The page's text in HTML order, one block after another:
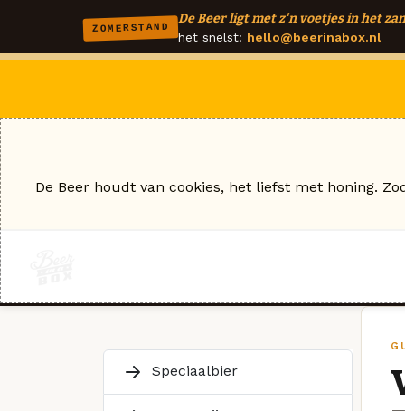
ZOMERSTAND
De Beer ligt met z'n voetjes in het
het snelst: hello@beerinabox.nl
Speciaalbier
De Beer houdt van cookies, het liefst met honing.